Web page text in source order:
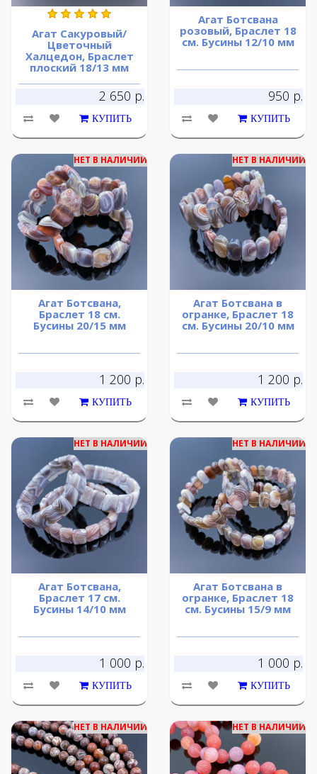
Агат Сакуровый/
Цветочный
Халцедон, Браслет
плоский 18/13 мм
2 650 р.
КУПИТЬ
Агат Ботсвана
розовый, Браслет 18
см. Бусины 12/10 мм
950 р.
КУПИТЬ
НЕТ В НАЛИЧИИ
Агат Ботсвана,
Браслет 18 см.
Бусины 20/15 мм
1 200 р.
КУПИТЬ
НЕТ В НАЛИЧИИ
Агат Ботсвана в
огранке, Браслет 18
см. Бусины 20/10 мм
1 200 р.
КУПИТЬ
НЕТ В НАЛИЧИИ
Агат Ботсвана,
Браслет 17 см.
Бусины 14/10 мм
1 000 р.
КУПИТЬ
НЕТ В НАЛИЧИИ
Агат Ботсвана в
огранке, Браслет 18
см. Бусины 15/9 мм
1 000 р.
КУПИТЬ
НЕТ В НАЛИЧИИ НЕТ В НАЛИЧИИ